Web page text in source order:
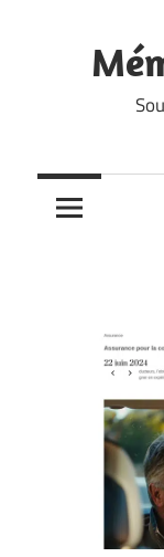
content